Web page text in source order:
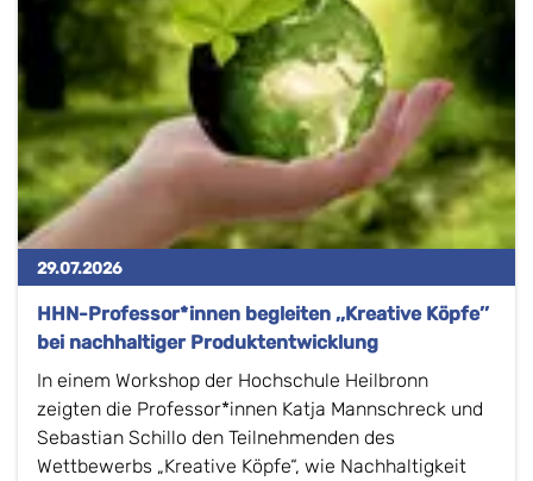
29.07.2026
HHN-Professor*innen begleiten ,,Kreative Köpfe’’
bei nachhaltiger Produktentwicklung
In einem Workshop der Hochschule Heilbronn
zeigten die Professor*innen Katja Mannschreck und
Sebastian Schillo den Teilnehmenden des
Wettbewerbs „Kreative Köpfe“, wie Nachhaltigkeit